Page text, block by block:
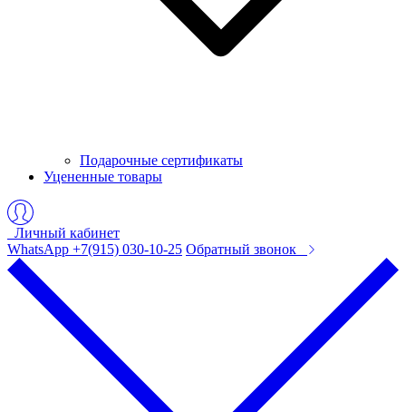
Подарочные сертификаты
Уцененные товары
Личный кабинет
WhatsApp +7(915) 030-10-25 Обратный звонок